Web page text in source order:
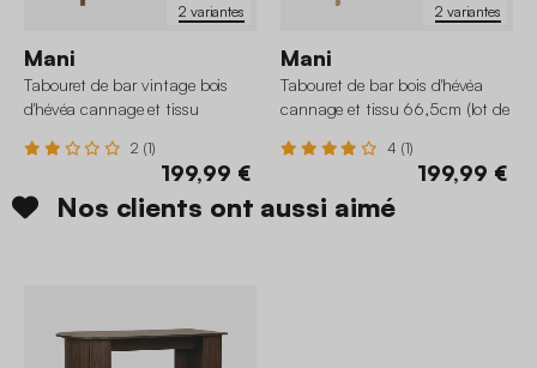
2 variantes
Mani
Tabouret de bar vintage bois
d'hévéa cannage et tissu
2 (1)
199,99 €
2 variantes
Mani
Tabouret de bar bois d'hévéa
cannage et tissu 66,5cm (lot de
4 (1)
199,99 €
Nos clients ont aussi aimé